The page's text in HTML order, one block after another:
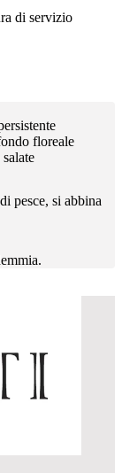
di servizio
floreale
pesce, si abbina